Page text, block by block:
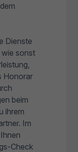
Dienste
sonst
Honorar
beim
ihrem
Im
Check